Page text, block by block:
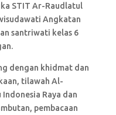
STIT Ar-Raudlatul
Angkatan
santriwati kelas 6
dengan khidmat dan
tilawah Al-
Raya dan
pembacaan